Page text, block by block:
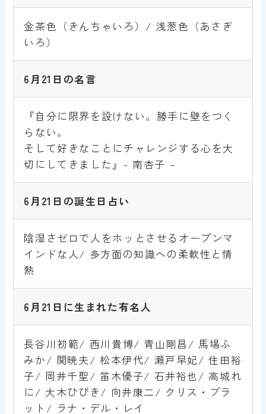
金茶色（きんちゃいろ）/ 浅葱色（あさぎ
いろ）
6月 21 日 の名言
『自分に限界を設けない。勝手に壁をつく
らない。
そして好きなことにチャレンジする心を大
切にしてきました』- 南杏子 –
6月 21 日 の誕生日占い
陰湿さゼロで人をホッとさせるオープンマ
インドな人/ 多方面の知識への柔軟性と情
熱
6月 21 日 に生まれた有名人
長谷川初範/ 西川貴博/ 青山剛昌/ 馬場ふ
みか/ 関暁夫/ 松本伊代/ 瀬戸早妃/ 住田裕
子/ 岡井千聖/ 笛木優子/ 石井裕也/ 高城れ
に/ 大木ひびき/ 向井康二/ クリス・プラ
ット/ ラナ・デル・レイ